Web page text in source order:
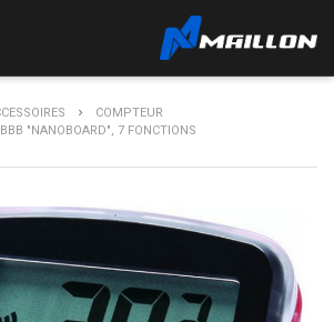
COMPTEUR
"NANOBOARD", 7 FONCTIONS